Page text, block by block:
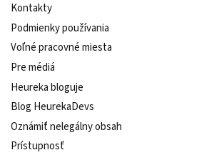
Kontakty
Podmienky používania
Voľné pracovné miesta
Pre médiá
Heureka bloguje
Blog HeurekaDevs
Oznámiť nelegálny obsah
Prístupnosť